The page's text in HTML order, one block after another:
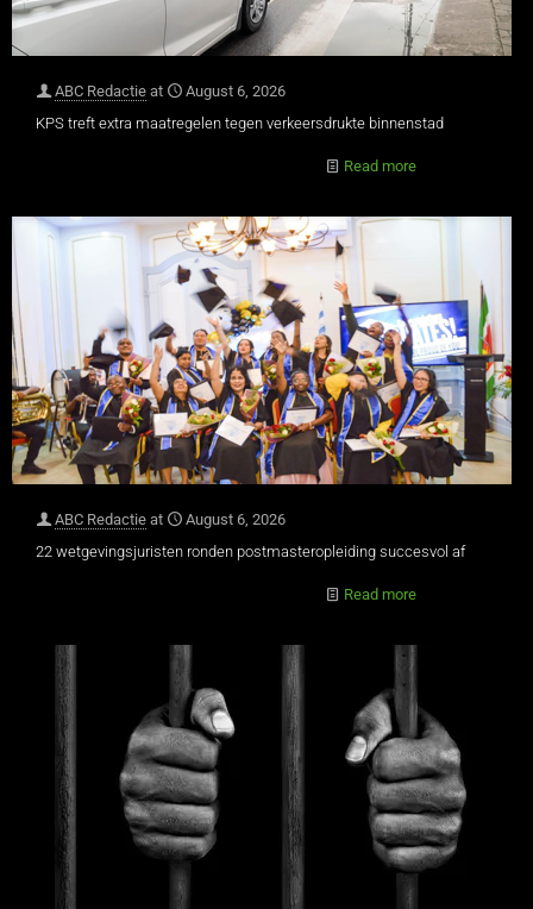
ABC Redactie at
August 6, 2026
KPS treft extra maatregelen tegen verkeersdrukte binnenstad
Read more
ABC Redactie at
August 6, 2026
22 wetgevingsjuristen ronden postmasteropleiding succesvol af
Read more